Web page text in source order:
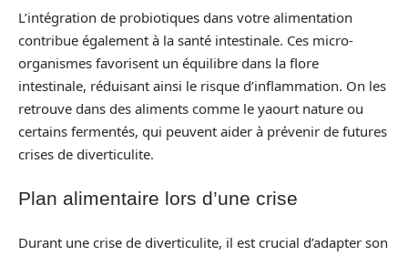
L’intégration de probiotiques dans votre alimentation
contribue également à la santé intestinale. Ces micro-
organismes favorisent un équilibre dans la flore
intestinale, réduisant ainsi le risque d’inflammation. On les
retrouve dans des aliments comme le yaourt nature ou
certains fermentés, qui peuvent aider à prévenir de futures
crises de diverticulite.
Plan alimentaire lors d’une crise
Durant une crise de diverticulite, il est crucial d’adapter son